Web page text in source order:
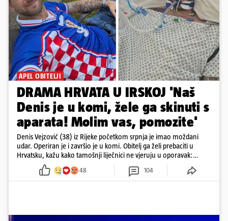
APEL OBITELJI
DRAMA HRVATA U IRSKOJ 'Naš
Denis je u komi, žele ga skinuti s
aparata! Molim vas, pomozite'
Denis Vejzović (38) iz Rijeke početkom srpnja je imao moždani
udar. Operiran je i završio je u komi. Obitelj ga želi prebaciti u
Hrvatsku, kažu kako tamošnji liječnici ne vjeruju u oporavak:
'Imamo 72 sata'
48 104